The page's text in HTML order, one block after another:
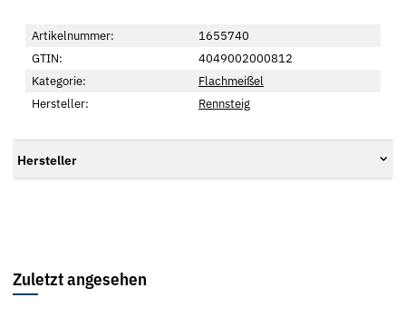
Artikelnummer:
1655740
GTIN:
4049002000812
Kategorie:
Flachmeißel
Hersteller:
Rennsteig
Hersteller
Zuletzt angesehen